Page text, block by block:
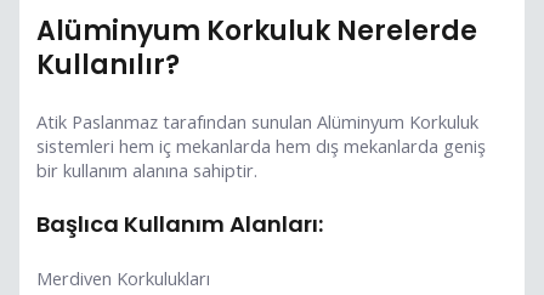
Alüminyum Korkuluk Nerelerde
Kullanılır?
Atik Paslanmaz tarafından sunulan Alüminyum Korkuluk
sistemleri hem iç mekanlarda hem dış mekanlarda geniş
bir kullanım alanına sahiptir.
Başlıca Kullanım Alanları:
Merdiven Korkulukları